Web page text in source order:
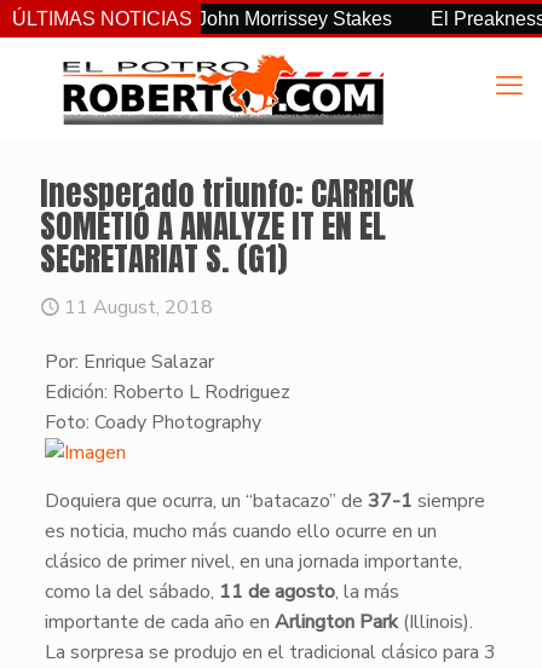
ÚLTIMAS NOTICIAS
consistente del John Morrissey Stakes El Preakness
Inesperado triunfo: CARRICK
SOMETIÓ A ANALYZE IT EN EL
SECRETARIAT S. (G1)
11 August, 2018
Por: Enrique Salazar
Edición: Roberto L Rodriguez
​Foto: Coady Photography
​Doquiera que ocurra, un “batacazo” de 37-1 siempre
es noticia, mucho más cuando ello ocurre en un
clásico de primer nivel, en una jornada importante,
como la del sábado, 11 de agosto, la más
importante de cada año en Arlington Park(Illinois).
La sorpresa se produjo en el tradicional clásico para 3